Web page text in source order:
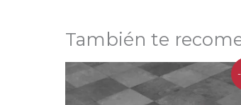
También te
precio
original
El
precio
actual